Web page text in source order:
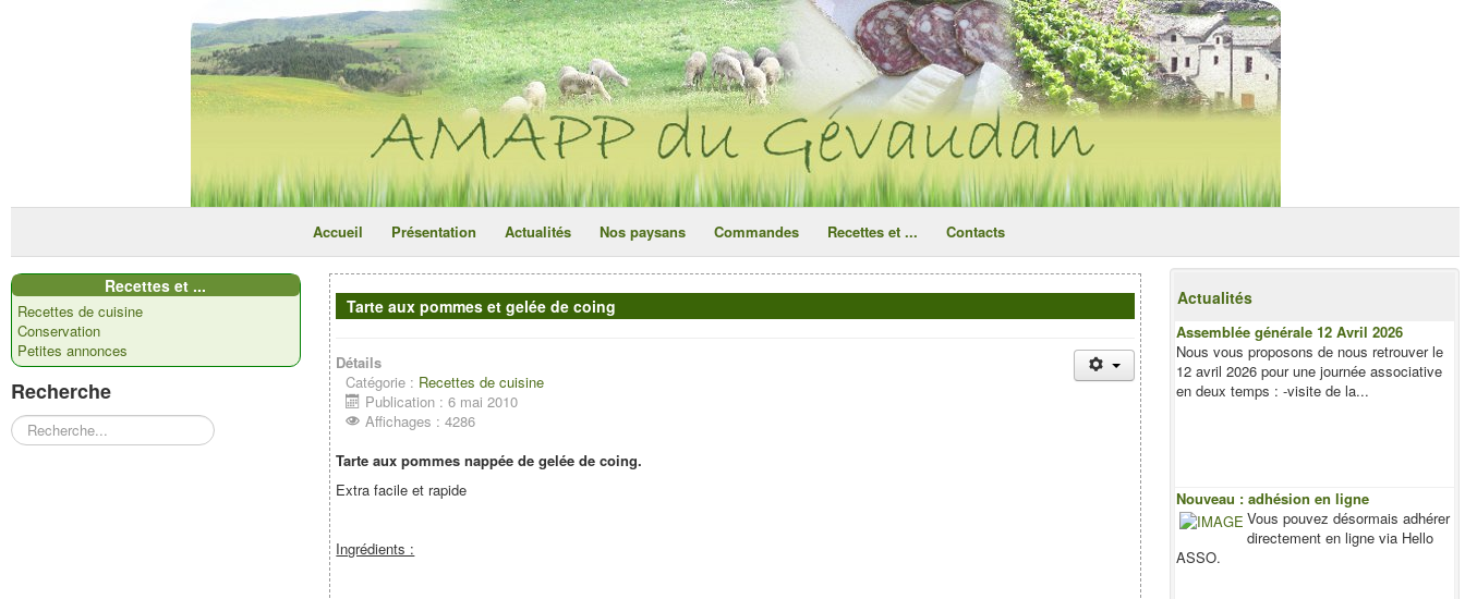
ce site utilise des cookies
Accueil Présentation Actualités Nos paysans Commandes Recettes et ... Contacts
Recettes et ...
Recettes de cuisine
Conservation
Petites annonces
Recherche
Rechercher
Tarte aux pommes et gelée de coing
Détails
Catégorie : Recettes de cuisine
Publication : 6 mai 2010
Affichages : 4286
Tarte aux pommes nappée de gelée de coing.
Extra facile et rapide
Ingrédients :
Actualités
Assemblée générale 12 Avril 2026
Nous vous proposons de nous retrouver le
12 avril 2026 pour une journée associative
en deux temps : -visite de la...
Nouveau : adhésion en ligne
Vous pouvez désormais adhérer
directement en ligne via Hello
ASSO.